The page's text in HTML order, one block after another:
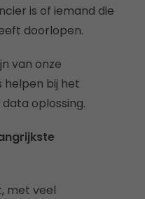
is of iemand die
doorlopen.
van onze
helpen bij het
oplossing.
met veel